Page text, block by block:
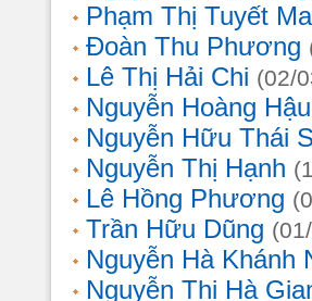
Phạm Thị Tuyết
Đoàn Thu Phương
Lê Thị Hải Chi (02/
Nguyễn Hoàng Hậu
Nguyễn Hữu Thái
Nguyễn Thị Hạnh
Lê Hồng Phương
Trần Hữu Dũng
Nguyễn Hà Khánh
Nguyễn Thị Hà